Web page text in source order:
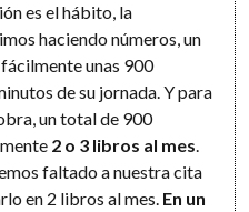
es el hábito, la
haciendo números, un
unas 900
de su jornada. Y para
un total de 900
2 o 3 libros al mes.
faltado a nuestra cita
en 2 libros al mes. En un